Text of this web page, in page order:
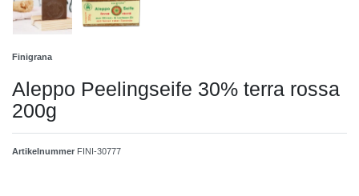
Finigrana
Aleppo Peelingseife 30% terra rossa
200g
Artikelnummer FINI-30777